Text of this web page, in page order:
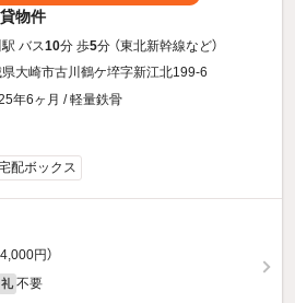
物件
バス10分 歩5分 （東北新幹線など）
大崎市古川鶴ケ埣字新江北199-6
年6ヶ月 / 軽量鉄骨
配ボックス
円）
礼 不要